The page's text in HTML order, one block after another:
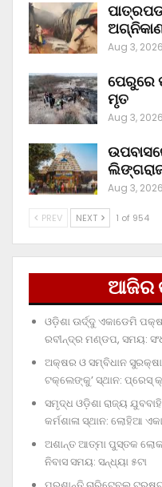
Aug 3, 2026
ପେରୁରେ
ମୃତ
Aug 3, 2026
Aug 3, 2026
PREV NEXT 1 of 954
ଆଜିର
ଓଡ଼ିଶା ଊର୍ଦ୍ଦୁ ଏକାଡେମି
ରବୀନ୍ଦ୍ର ମଣ୍ଡପ, ସମୟ:
ଅକ୍ଷର ଓ ସମ୍ବିଧାନ
ଟକ୍‌ଲେଙ୍କୁ’ ସ୍ଥାନ: ପ୍ରେସ୍‌
ସମୃଦ୍ଧ ଓଡ଼ିଶା ରାଜ୍ୟ
କର୍ମଶାଳା ସ୍ଥାନ: ଲୋହିଆ
ଅଶାନ୍ତ ଆତ୍ମା ପୁସ୍ତକ
ନିବାସ ସମୟ: ସନ୍ଧ୍ୟା ୫ଟା